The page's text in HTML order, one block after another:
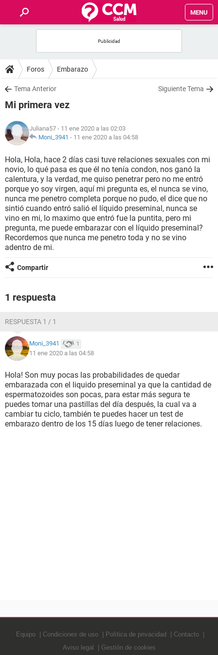
MENU
FOROS
SALUD
FAMILIA
NUTRICIÓN
BIENESTAR
SEXUALIDAD
GLOSARIO
Foros Embarazo
Tema Anterior Siguiente Tema
Mi primera vez
Juliana57 - 11 ene 2020 a las 02:03
Moni_3941 - 11 ene 2020 a las 04:58
Hola, Hola, hace 2 días casi tuve relaciones sexuales con mi
novio, lo qué pasa es que él no tenía condon, nos ganó la
calentura, y la verdad, me quiso penetrar pero no me entró
porque yo soy virgen, aquí mi pregunta es, el nunca se vino,
nunca me penetro completa porque no pudo, el dice que no
sintió cuando entró salió el líquido preseminal, nunca se
vino en mi, lo maximo que entró fue la puntita, pero mi
pregunta, me puede embarazar con el líquido preseminal?
Recordemos que nunca me penetro toda y no se vino
adentro de mi.
Compartir
1 respuesta
RESPUESTA 1 / 1
Moni_3941 1
11 ene 2020 a las 04:58
Hola! Son muy pocas las probabilidades de quedar
embarazada con el liquido preseminal ya que la cantidad de
espermatozoides son pocas, para estar más segura te
puedes tomar una pastillas del día después, la cual va a
cambiar tu ciclo, también te puedes hacer un test de
embarazo dentro de los 15 días luego de tener relaciones.
Equipo Condiciones de uso Política de privacidad
Contacto
Aviso legal
Gestión de cookies